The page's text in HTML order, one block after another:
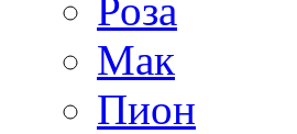
Роза
Мак
Пион